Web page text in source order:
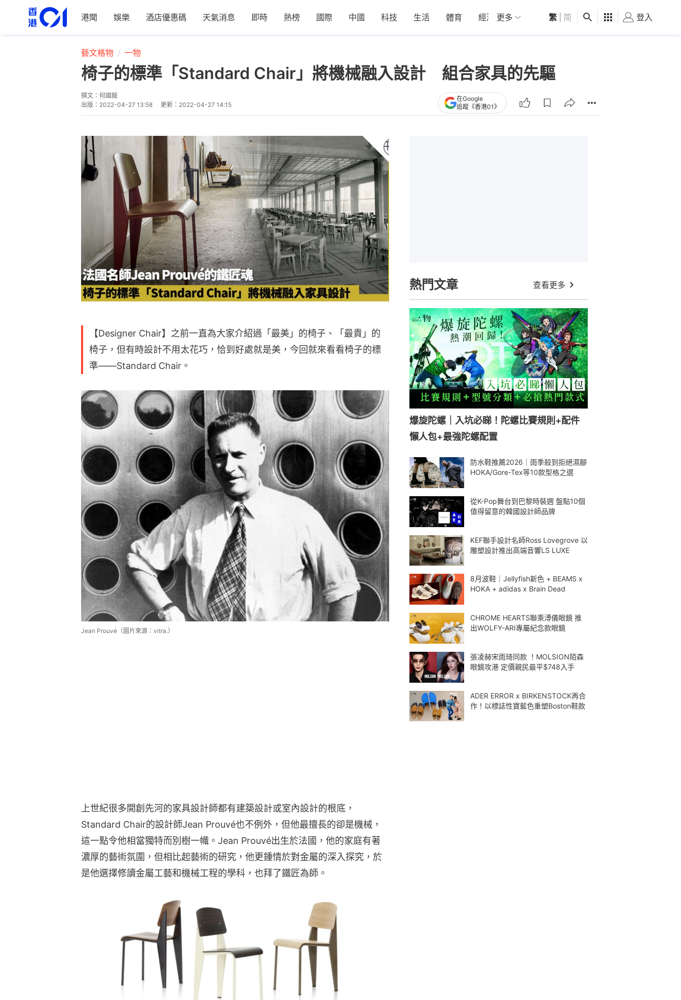
港聞 娛樂 酒店優惠碼 天氣消息 即時 熱榜 國際 中國 科技 生活 體育 經濟 01深圳 觀點 健康 好食玩飛
更多 繁 简 登入
藝文格物 一物
椅子的標準「Standard Chair」將機械融入設計 組合家具的先驅
撰文： 何國龍
出版： 2022-04-27 13:58 更新： 2022-04-27 14:15
在Google
追蹤《香港01》
【Designer Chair】之前一直為大家介紹過「最美」的椅子、「最貴」的
椅子，但有時設計不用太花巧，恰到好處就是美，今回就來看看椅子的標
準——Standard Chair。
Jean Prouvé（圖片來源：vitra.）
上世紀很多開創先河的家具設計師都有建築設計或室內設計的根底，
Standard Chair的設計師Jean Prouvé也不例外，但他最擅長的卻是機械，
這一點令他相當獨特而別樹一幟。Jean Prouvé出生於法國，他的家庭有著
濃厚的藝術氛圍，但相比起藝術的研究，他更鍾情於對金屬的深入探究，於
是他選擇修讀金屬工藝和機械工程的學科，也拜了鐵匠為師。
熱門文章 查看更多
爆旋陀螺｜入坑必睇！陀螺比賽規則+配件
懶人包+最強陀螺配置
防水鞋推薦2026｜雨季殺到拒絕濕腳
HOKA/Gore-Tex等10款型格之選
從K-Pop舞台到巴黎時裝週 盤點10個
值得留意的韓國設計師品牌
KEF聯手設計名師Ross Lovegrove 以
雕塑設計推出高端音響LS LUXE
8月波鞋｜Jellyfish新色 + BEAMS x
HOKA + adidas x Brain Dead
CHROME HEARTS聯乘溥儀眼鏡 推
出WOLFY-ARI專屬紀念款眼鏡
張凌赫宋雨琦同款 ！MOLSION陌森
眼鏡攻港 定價親民最平$748入手
ADER ERROR x BIRKENSTOCK再合
作！以標誌性寶藍色重塑Boston鞋款